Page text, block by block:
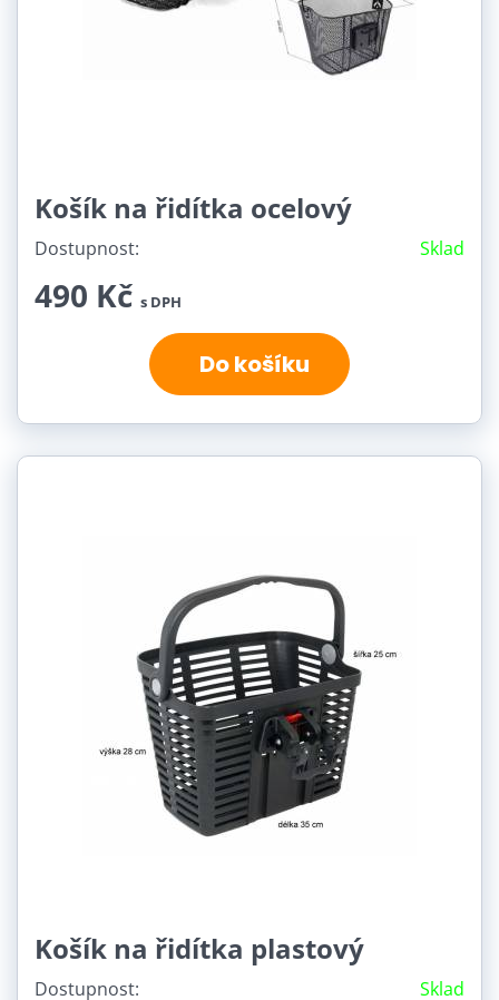
Košík na řidítka ocelový
Dostupnost: Sklad
490 Kč s DPH
Do košíku
Košík na řidítka plastový
Dostupnost: Sklad